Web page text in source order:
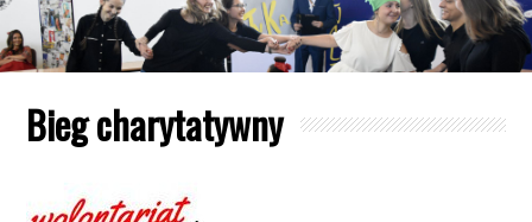
Bieg charytatywny